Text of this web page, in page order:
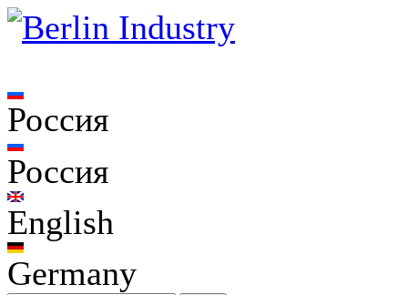
Россия
Россия
English
Germany